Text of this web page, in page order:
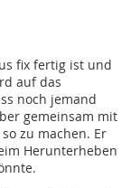
fix fertig ist und
auf das
noch jemand
gemeinsam mit
zu machen. Er
Herunterheben